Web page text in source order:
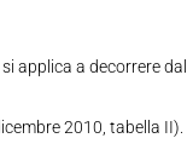
applica a decorrere dal
2010, tabella II).